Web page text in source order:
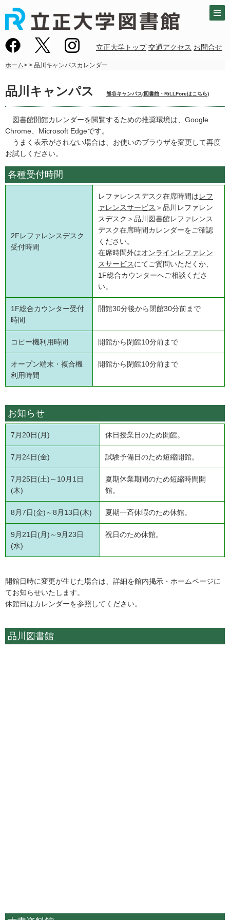
立正大学トップ 交通アクセス お問合せ
ホーム> > 品川キャンパスカレンダー
品川キャンパス 熊谷キャンパス(図書館・RiLLForeはこちら)
図書館開館カレンダーを閲覧するための推奨環境は、Google
Chrome、Microsoft Edgeです。
うまく表示がされない場合は、お使いのブラウザを変更して再度
お試しください。
各種受付時間
2Fレファレンスデスク
受付時間
レファレンスデスク在席時間はレフ
ァレンスサービス ＞品川レファレン
スデスク＞品川図書館レファレンス
デスク在席時間カレンダーをご確認
ください。
在席時間外はオンラインレファレン
スサービスにてご質問いただくか、
1F総合カウンターへご相談くださ
い。
1F総合カウンター受付
時間
開館30分後から閉館30分前まで
コピー機利用時間 開館から閉館10分前まで
オープン端末・複合機
利用時間
開館から閉館10分前まで
お知らせ
7月20日(月) 休日授業日のため開館。
7月24日(金) 試験予備日のため短縮開館。
7月25日(土)～10月1日
(木)
夏期休業期間のため短縮時間開
館。
8月7日(金)～8月13日(木) 夏期一斉休暇のため休館。
9月21日(月)～9月23日
(水)
祝日のため休館。
開館日時に変更が生じた場合は、詳細を館内掲示・ホームページに
てお知らせいたします。
休館日はカレンダーを参照してください。
品川図書館